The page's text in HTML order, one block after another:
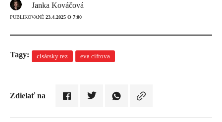
Janka Kováčová
PUBLIKOVANÉ 23.4.2025 O 7:00
Tagy: cisársky rez eva cifrova
Zdielať na